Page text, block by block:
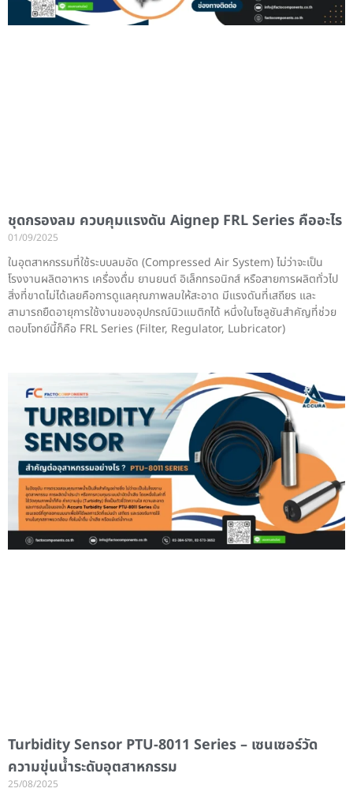
ชุดกรองลม ควบคุมแรงดัน Aignep FRL Series คืออะไร
01/09/2025
ในอุตสาหกรรมที่ใช้ระบบลมอัด (Compressed Air System) ไม่ว่าจะเป็น
โรงงานผลิตอาหาร เครื่องดื่ม ยานยนต์ อิเล็กทรอนิกส์ หรือสายการผลิตทั่วไป
สิ่งที่ขาดไม่ได้เลยคือการดูแลคุณภาพลมให้สะอาด มีแรงดันที่เสถียร และ
สามารถยืดอายุการใช้งานของอุปกรณ์นิวแมติกได้ หนึ่งในโซลูชันสำคัญที่ช่วย
ตอบโจทย์นี้ก็คือ FRL Series (Filter, Regulator, Lubricator)
Turbidity Sensor PTU-8011 Series – เซนเซอร์วัด
ความขุ่นน้ำระดับอุตสาหกรรม
25/08/2025